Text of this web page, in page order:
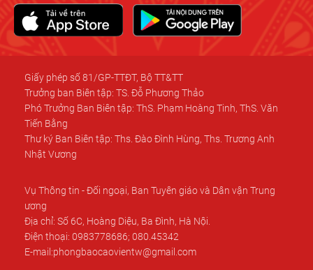
Giấy phép số 81/GP-TTĐT, Bộ TT&TT
Trưởng ban Biên tập: TS. Đỗ Phương Thảo
Phó Trưởng Ban Biên tập: ThS. Phạm Hoàng Tinh, ThS. Văn
Tiến Bằng
Thư ký Ban Biên tập: Ths. Đào Đình Hùng, Ths. Trương Anh
Nhật Vương
Vụ Thông tin - Đối ngoại, Ban Tuyên giáo và Dân vận Trung
ương
Địa chỉ: Số 6C, Hoàng Diệu, Ba Đình, Hà Nội.
Điện thoại: 0983778686; 080.45342
E-mail:phongbaocaovientw@gmail.com